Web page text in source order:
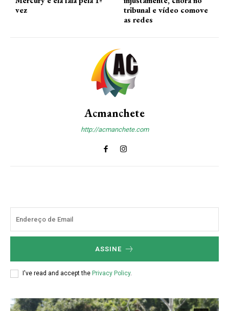
vez
tribunal e vídeo comove
as redes
Acmanchete
http://acmanchete.com
ASSINE
I've read and accept the Privacy Policy.